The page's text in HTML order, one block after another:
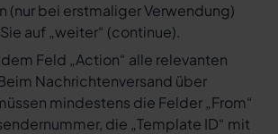
(nur bei erstmaliger Verwendung)
auf „weiter“ (continue).
Feld „Action“ alle relevanten
Nachrichtenversand über
mindestens die Felder „From“
die „Template ID“ mit